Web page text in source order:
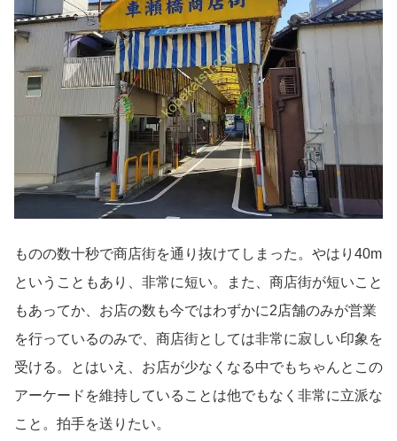
ものの数十秒で商店街を通り抜けてしまった。やはり40m
ということもあり、非常に短い。また、商店街が短いこと
もあってか、お店の数も今ではわずかに2店舗のみが営業
を行っているのみで、商店街としては非常に寂しい印象を
受ける。とはいえ、お店が少なくなる中でもちゃんとこの
アーケードを維持していることは他でもなく非常に立派な
こと。拍手を送りたい。